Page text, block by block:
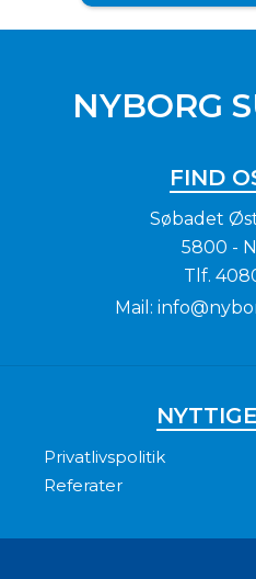
NYBORG
FIND
Søbadet
5800 -
Tlf.
Mail:
Privatlivspolitik
Referater